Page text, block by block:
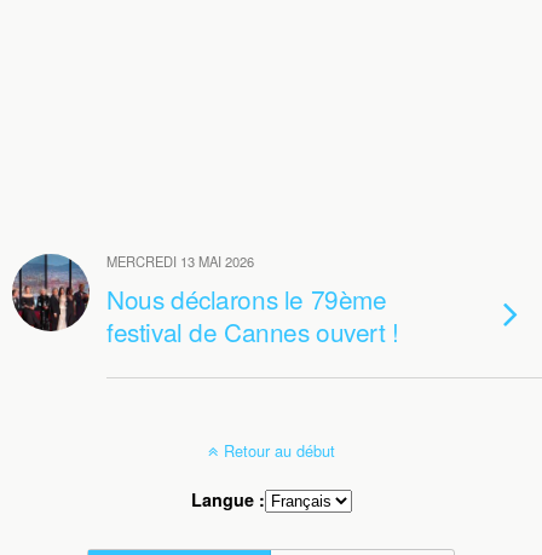
MERCREDI 13 MAI 2026
Nous déclarons le 79ème
festival de Cannes ouvert !
Retour au début
Langue :